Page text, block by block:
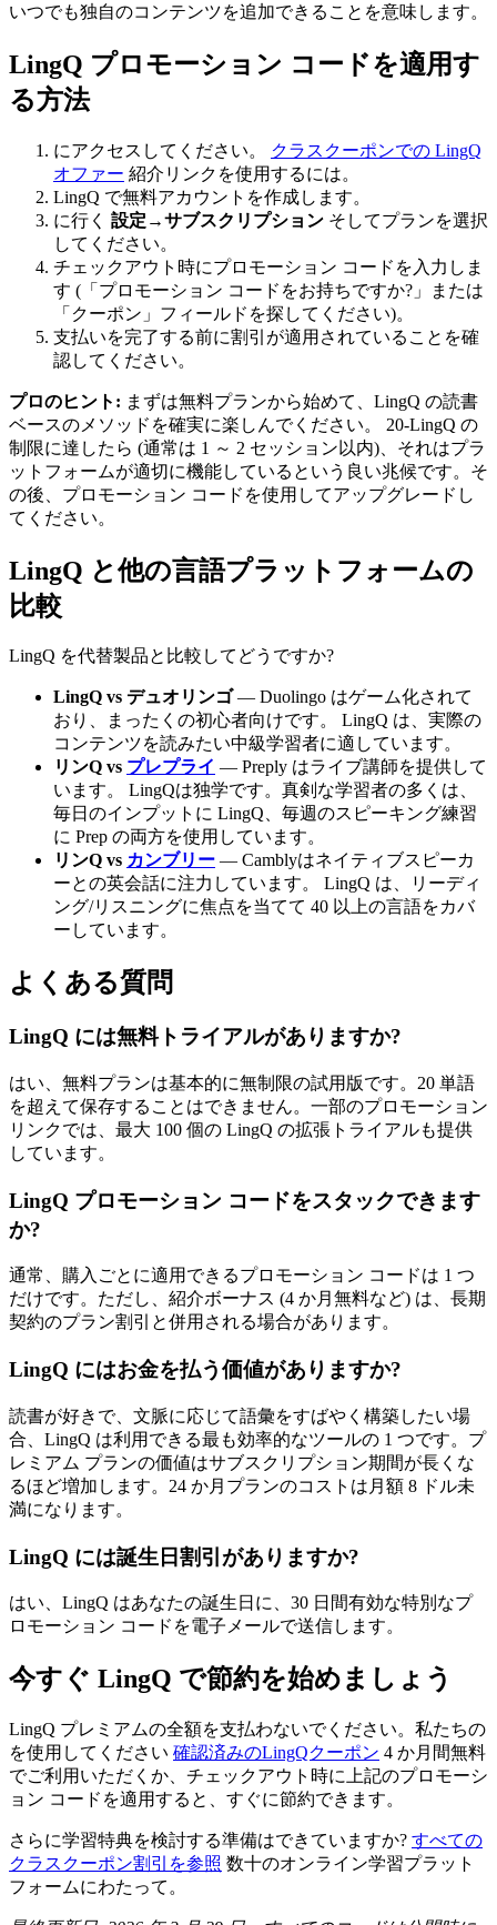
いつでも独自のコンテンツを追加できることを意味します。
LingQ プロモーション コードを適用す
る方法
にアクセスしてください。
クラスクーポンでの LingQ
オファー 紹介リンクを使用するには。
LingQ で無料アカウントを作成します。
に行く 設定→サブスクリプション そしてプランを選択
してください。
チェックアウト時にプロモーション コードを入力しま
す (「プロモーション コードをお持ちですか?」または
「クーポン」フィールドを探してください)。
支払いを完了する前に割引が適用されていることを確
認してください。
プロのヒント: まずは無料プランから始めて、LingQ の読書
ベースのメソッドを確実に楽しんでください。 20-LingQ の
制限に達したら (通常は 1 ～ 2 セッション以内)、それはプラ
ットフォームが適切に機能しているという良い兆候です。そ
の後、プロモーション コードを使用してアップグレードし
てください。
LingQ と他の言語プラットフォームの
比較
LingQ を代替製品と比較してどうですか?
LingQ vs デュオリンゴ— Duolingo はゲーム化されて
おり、まったくの初心者向けです。 LingQ は、実際の
コンテンツを読みたい中級学習者に適しています。
リンQ vs プレプライ — Preply はライブ講師を提供して
います。 LingQは独学です。真剣な学習者の多くは、
毎日のインプットに LingQ、毎週のスピーキング練習
に Prep の両方を使用しています。
リンQ vs カンブリー — Camblyはネイティブスピーカ
ーとの英会話に注力しています。 LingQ は、リーディ
ング/リスニングに焦点を当てて 40 以上の言語をカバ
ーしています。
よくある質問
LingQ には無料トライアルがありますか?
はい、無料プランは基本的に無制限の試用版です。20 単語
を超えて保存することはできません。一部のプロモーション
リンクでは、最大 100 個の LingQ の拡張トライアルも提供
しています。
LingQ プロモーション コードをスタックできます
か?
通常、購入ごとに適用できるプロモーション コードは 1 つ
だけです。ただし、紹介ボーナス (4 か月無料など) は、長期
契約のプラン割引と併用される場合があります。
LingQ にはお金を払う価値がありますか?
読書が好きで、文脈に応じて語彙をすばやく構築したい場
合、LingQ は利用できる最も効率的なツールの 1 つです。プ
レミアム プランの価値はサブスクリプション期間が長くな
るほど増加します。24 か月プランのコストは月額 8 ドル未
満になります。
LingQ には誕生日割引がありますか?
はい、LingQ はあなたの誕生日に、30 日間有効な特別なプ
ロモーション コードを電子メールで送信します。
今すぐ LingQ で節約を始めましょう
LingQ プレミアムの全額を支払わないでください。私たちの
を使用してください 確認済みのLingQクーポン 4 か月間無料
でご利用いただくか、チェックアウト時に上記のプロモーシ
ョン コードを適用すると、すぐに節約できます。
さらに学習特典を検討する準備はできていますか? すべての
クラスクーポン割引を参照 数十のオンライン学習プラット
フォームにわたって。